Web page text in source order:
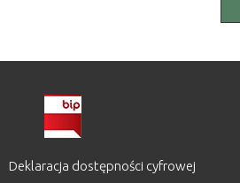
Deklaracja dostępności cyfrowej